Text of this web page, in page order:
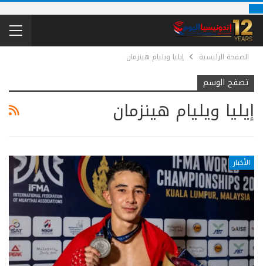
الصفحة الرئيسية إيليا ويليام هينزمان
تصفح الوسم
إيليا ويليام هينزمان
الأخبار